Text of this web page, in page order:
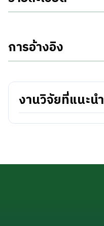
การอ้างอิง
งานวิจัยที่แนะนำ